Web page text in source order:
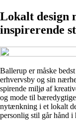
Lokalt design
inspirerende
Ballerup er måske
erhvervsby og sin
spirende miljø af
og mode til
nytænkning i et lokalt
personlig stil går hånd i